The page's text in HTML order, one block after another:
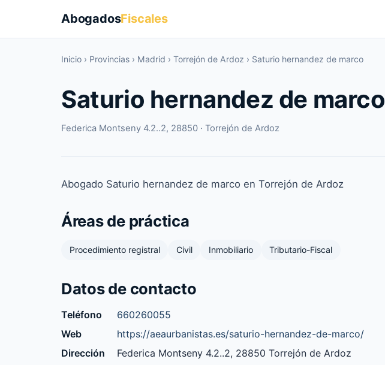
AbogadosFiscales
Inicio › Provincias › Madrid › Torrejón de Ardoz › Saturio hernandez de marco
Saturio hernandez de marco
Federica Montseny 4.2..2, 28850 · Torrejón de Ardoz
Abogado Saturio hernandez de marco en Torrejón de Ardoz
Áreas de práctica
Procedimiento registral Civil Inmobiliario Tributario-Fiscal
Datos de contacto
Teléfono
660260055
Web
https://aeaurbanistas.es/saturio-hernandez-de-marco/
Dirección
Federica Montseny 4.2..2, 28850 Torrejón de Ardoz